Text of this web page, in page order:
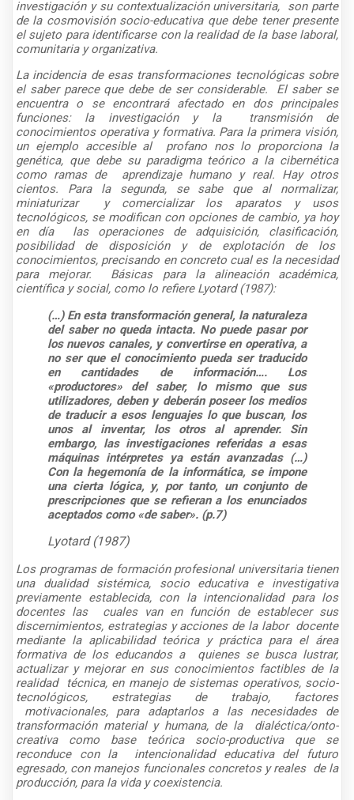
investigación y su contextualización universitaria, son parte
de la cosmovisión socio-educativa que debe tener presente
el sujeto para identificarse con la realidad de la base laboral,
comunitaria y organizativa.
La incidencia de esas transformaciones tecnológicas sobre
el saber parece que debe de ser considerable. El saber se
encuentra o se encontrará afectado en dos principales
funciones: la investigación y la transmisión de
conocimientos operativa y formativa. Para la primera visión,
un ejemplo accesible al profano nos lo proporciona la
genética, que debe su paradigma teórico a la cibernética
como ramas de aprendizaje humano y real. Hay otros
cientos. Para la segunda, se sabe que al normalizar,
miniaturizar y comercializar los aparatos y usos
tecnológicos, se modifican con opciones de cambio, ya hoy
en día las operaciones de adquisición, clasificación,
posibilidad de disposición y de explotación de los
conocimientos, precisando en concreto cual es la necesidad
para mejorar. Básicas para la alineación académica,
científica y social, como lo refiere Lyotard (1987):
(…) En esta transformación general, la naturaleza
del saber no queda intacta. No puede pasar por
los nuevos canales, y convertirse en operativa, a
no ser que el conocimiento pueda ser traducido
en cantidades de información…. Los
«productores» del saber, lo mismo que sus
utilizadores, deben y deberán poseer los medios
de traducir a esos lenguajes lo que buscan, los
unos al inventar, los otros al aprender. Sin
embargo, las investigaciones referidas a esas
máquinas intérpretes ya están avanzadas (…)
Con la hegemonía de la informática, se impone
una cierta lógica, y, por tanto, un conjunto de
prescripciones que se refieran a los enunciados
aceptados como «de saber». (p.7)
Lyotard (1987)
Los programas de formación profesional universitaria tienen
una dualidad sistémica, socio educativa e investigativa
previamente establecida, con la intencionalidad para los
docentes las
cuales van en función de establecer sus
discernimientos, estrategias y acciones de la labor docente
mediante la aplicabilidad teórica y práctica para el área
formativa de los educandos a
quienes se busca lustrar,
actualizar y mejorar en sus conocimientos factibles de la
realidad
técnica, en manejo de sistemas operativos, socio-
tecnológicos, estrategias de trabajo, factores
motivacionales, para adaptarlos a las necesidades de
transformación material y humana, de la
dialéctica/onto-
creativa como base teórica socio-productiva que se
reconduce con la
intencionalidad educativa del futuro
egresado, con manejos funcionales concretos y reales de la
producción, para la vida y coexistencia.